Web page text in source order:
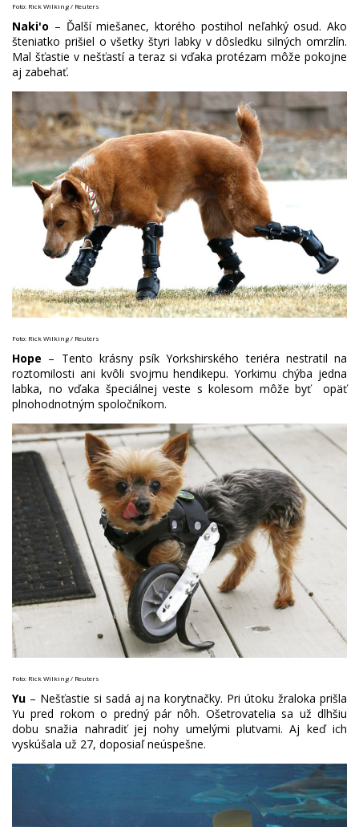
Foto: Rick Wilking / Reuters
Naki'o – Ďalší miešanec, ktorého postihol neľahký osud. Ako
šteniatko prišiel o všetky štyri labky v dôsledku silných omrzlín.
Mal šťastie v nešťastí a teraz si vďaka protézam môže pokojne
aj zabehať.
Foto: Rick Wilking / Reuters
Hope – Tento krásny psík Yorkshirského teriéra nestratil na
roztomilosti ani kvôli svojmu hendikepu. Yorkimu chýba jedna
labka, no vďaka špeciálnej veste s kolesom môže byť opäť
plnohodnotným spoločníkom.
Foto: Rick Wilking / Reuters
Yu – Nešťastie si sadá aj na korytnačky. Pri útoku žraloka prišla
Yu pred rokom o predný pár nôh. Ošetrovatelia sa už dlhšiu
dobu snažia nahradiť jej nohy umelými plutvami. Aj keď ich
vyskúšala už 27, doposiaľ neúspešne.